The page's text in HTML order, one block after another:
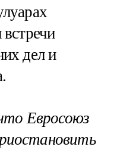
дел и
Евросоюз